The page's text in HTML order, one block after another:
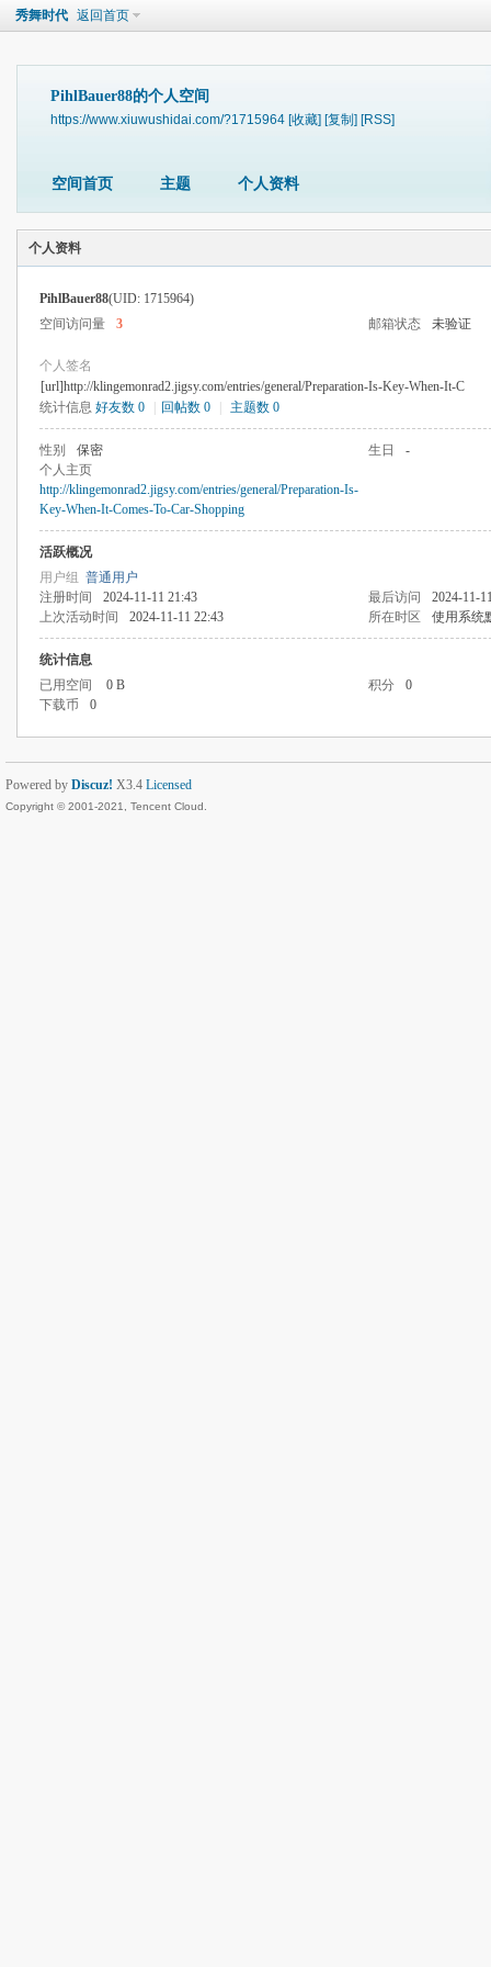
秀舞时代 返回首页
PihlBauer88的个人空间
https://www.xiuwushidai.com/?1715964 [收藏] [复制] [RSS]
空间首页 主题 个人资料
个人资料
PihlBauer88(UID: 1715964)
空间访问量
3 邮箱状态 未验证
个人签名
[url]http://klingemonrad2.jigsy.com/entries/general/Preparation-Is-Key-When-It-C
统计信息 好友数 0 回帖数 0 主题数 0
性别 保密 生日
-
个人主页
http://klingemonrad2.jigsy.com/entries/general/Preparation-Is-
Key-When-It-Comes-To-Car-Shopping
活跃概况
用户组 普通用户
注册时间
2024-11-11 21:43 最后访问
2024-11-
上次活动时间
2024-11-11 22:43 所在时区 使用系统
统计信息
已用空间
0 B 积分
0
下载币
0
Powered by Discuz! X3.4 Licensed
Copyright © 2001-2021, Tencent Cloud.